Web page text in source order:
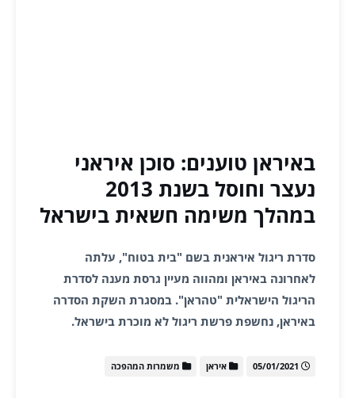
באיראן טוענים: סוכן איראני
נעצר וחוסל בשנת 2013
במהלך משימה חשאית בישראל
סדרת ריגול איראנית בשם "בית בטוח", עלתה
לאחרונה באיראן ומהווה מעיין גרסת מענה לסדרת
הריגול הישראלית "טהראן". במסגרת השקת הסדרה
באיראן, נחשפת פרשת ריגול לא מוכרת בישראל.
05/01/2021 איראן משמרות המהפכה